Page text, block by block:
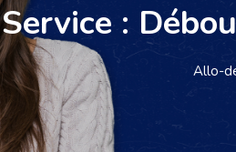
Service :
Allo-